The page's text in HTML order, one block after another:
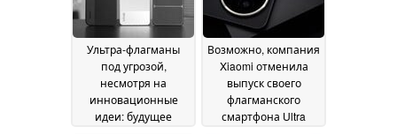
Ультра-флагманы
под угрозой,
несмотря на
инновационные
идеи: будущее
Возможно, компания
Xiaomi отменила
выпуск своего
флагманского
смартфона Ultra